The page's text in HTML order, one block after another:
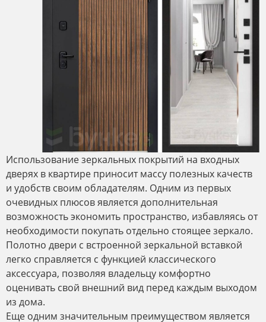
Использование зеркальных покрытий на входных
дверях в квартире приносит массу полезных качеств
и удобств своим обладателям. Одним из первых
очевидных плюсов является дополнительная
возможность экономить пространство, избавляясь от
необходимости покупать отдельно стоящее зеркало.
Полотно двери с встроенной зеркальной вставкой
легко справляется с функцией классического
аксессуара, позволяя владельцу комфортно
оценивать свой внешний вид перед каждым выходом
из дома.
Еще одним значительным преимуществом является